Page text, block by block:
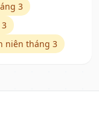
3
niên tháng 3